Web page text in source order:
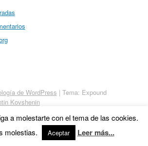
de WordPress | Tema: Expound
Kovshenin
a molestarte con el tema de las cookies.
molestias.
Aceptar Leer más...